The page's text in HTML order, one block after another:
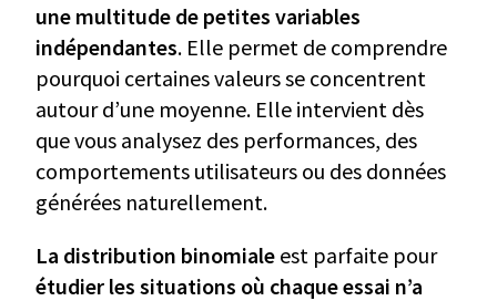
une multitude de petites variables
indépendantes. Elle permet de comprendre
pourquoi certaines valeurs se concentrent
autour d’une moyenne. Elle intervient dès
que vous analysez des performances, des
comportements utilisateurs ou des données
générées naturellement.
La distribution binomiale est parfaite pour
étudier les situations où chaque essai n’a